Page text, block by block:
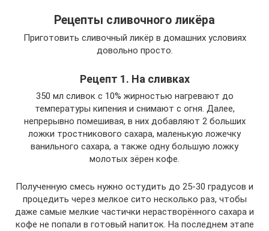
Рецепты сливочного ликёра
Приготовить сливочный ликёр в домашних условиях
довольно просто.
Рецепт 1. На сливках
350 мл сливок с 10% жирностью нагревают до
температуры кипения и снимают с огня. Далее,
непрерывно помешивая, в них добавляют 2 больших
ложки тростникового сахара, маленькую ложечку
ванильного сахара, а также одну большую ложку
молотых зёрен кофе.
Полученную смесь нужно остудить до 25-30 градусов и
процедить через мелкое сито несколько раз, чтобы
даже самые мелкие частички нерастворённого сахара и
кофе не попали в готовый напиток. На последнем этапе